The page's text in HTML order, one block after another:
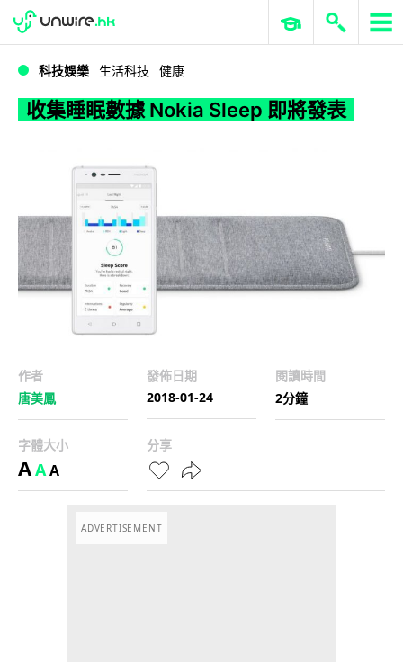
收集睡眠數據 Nokia Sleep 即將發表
WWDC 2026 ERP 與商業 AI
科技娛樂 生活科技 健康
收集睡眠數據 Nokia Sleep 即將發表
作者
唐美鳳
發佈日期
2018-01-24
閱讀時間
2分鐘
字體大小
AAA
分享
ADVERTISEMENT